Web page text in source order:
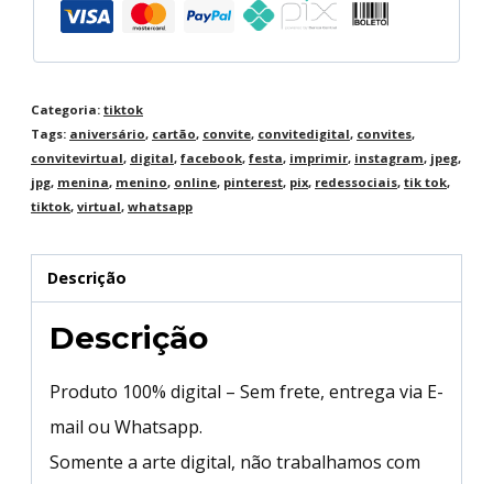
Categoria: tiktok
Tags: aniversário, cartão, convite, convitedigital, convites,
convitevirtual, digital, facebook, festa, imprimir, instagram, jpeg,
jpg, menina, menino, online, pinterest, pix, redessociais, tik tok,
tiktok, virtual, whatsapp
Descrição
Descrição
Produto 100% digital – Sem frete, entrega via E-
mail ou Whatsapp.
Somente a arte digital, não trabalhamos com